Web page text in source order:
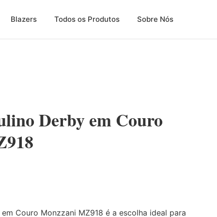
Blazers Todos os Produtos Sobre Nós
Derby em Couro
Couro Monzzani MZ918 é a escolha ideal para